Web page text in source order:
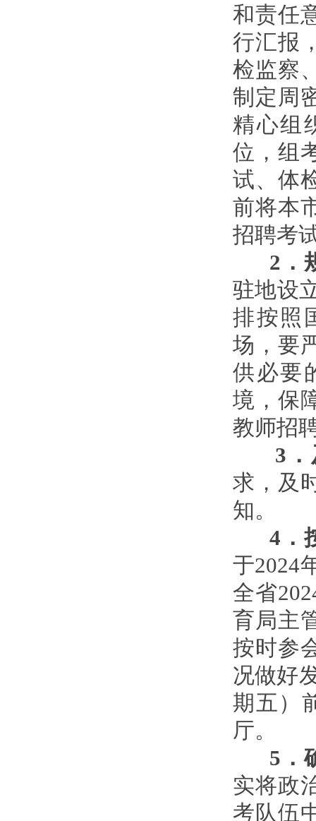
和责任
行汇报
检监察
制定周
精心组
位，组
试、体
前将本
招聘考
2
驻地设
排按照
场，要
供必要
境，保
教师招
3
求，及
知。
4
于2024
全省
育局主
按时参
况做好
期五）
厅。
5
实将政
考队伍